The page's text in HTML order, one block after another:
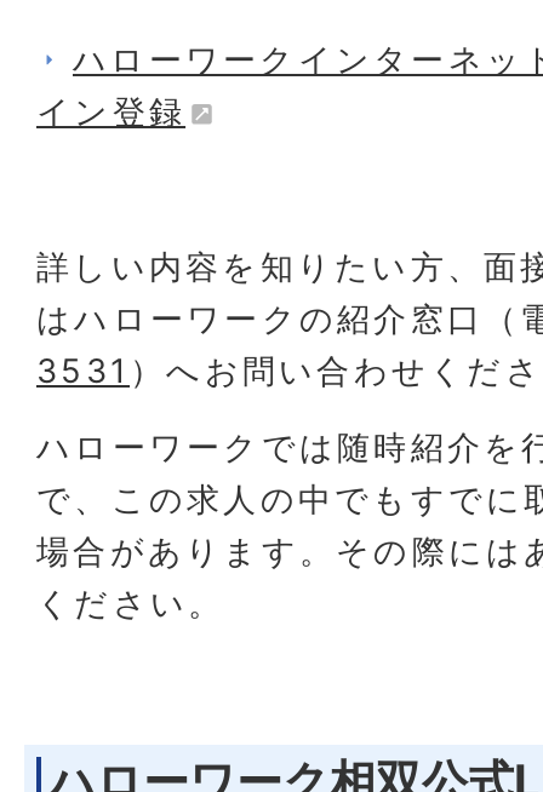
ハローワークインターネッ
イン登録
詳しい内容を知りたい方、面
はハローワークの紹介窓口（
3531 ）へお問い合わせくだ
ハローワークでは随時紹介を
で、この求人の中でもすでに
場合があります。その際には
ください。